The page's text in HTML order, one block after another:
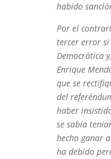
habido
Por el
tercer error
Democrática
Enrique
que se
del
haber
se sabía
hecho ganar
ha debido